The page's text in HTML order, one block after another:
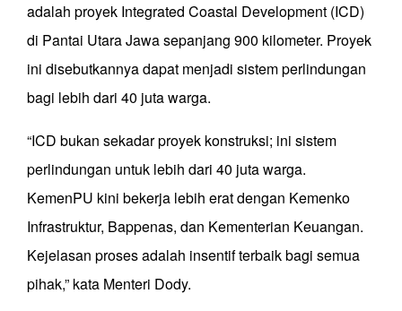
adalah proyek Integrated Coastal Development (ICD)
di Pantai Utara Jawa sepanjang 900 kilometer. Proyek
ini disebutkannya dapat menjadi sistem perlindungan
bagi lebih dari 40 juta warga.
“ICD bukan sekadar proyek konstruksi; ini sistem
perlindungan untuk lebih dari 40 juta warga.
KemenPU kini bekerja lebih erat dengan Kemenko
Infrastruktur, Bappenas, dan Kementerian Keuangan.
Kejelasan proses adalah insentif terbaik bagi semua
pihak,” kata Menteri Dody.